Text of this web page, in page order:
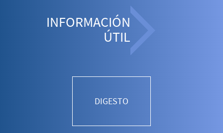
INFORMACIÓN
ÚTIL
DIGESTO